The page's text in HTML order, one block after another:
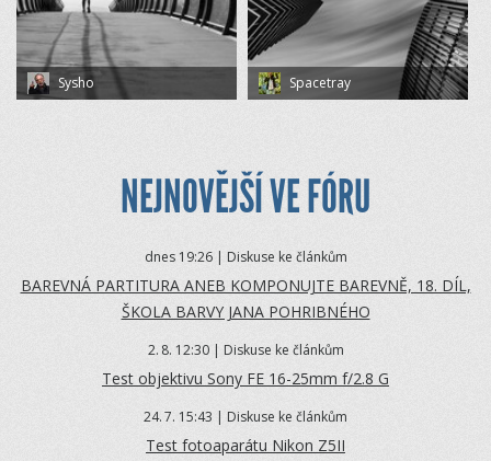
Sysho Spacetray
NEJNOVĚJŠÍ VE FÓRU
dnes 19:26 | Diskuse ke článkům
BAREVNÁ PARTITURA ANEB KOMPONUJTE BAREVNĚ, 18. DÍL,
ŠKOLA BARVY JANA POHRIBNÉHO
2. 8. 12:30 | Diskuse ke článkům
Test objektivu Sony FE 16-25mm f/2.8 G
24.7. 15:43 | Diskuse ke článkům
Test fotoaparátu Nikon Z5II